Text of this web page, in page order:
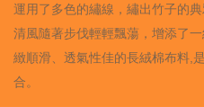
運用了多色的繡線，繡出竹子的
清風隨著步伐輕輕飄蕩，增添了
緻順滑、透氣性佳的長絨棉布料,
合。